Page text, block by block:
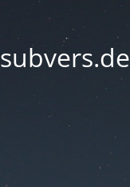
subvers.de